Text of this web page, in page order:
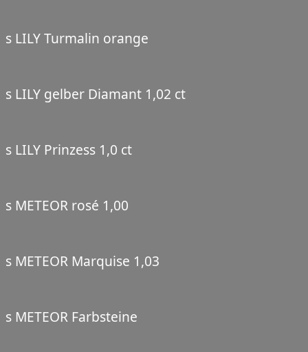
s LILY Turmalin orange
s LILY gelber Diamant 1,02 ct
s LILY Prinzess 1,0 ct
s METEOR rosé 1,00
s METEOR Marquise 1,03
s METEOR Farbsteine